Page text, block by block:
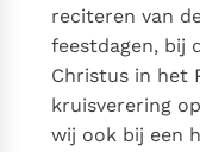
reciteren van
feestdagen, bij
Christus in het
kruisverering
wij ook bij een